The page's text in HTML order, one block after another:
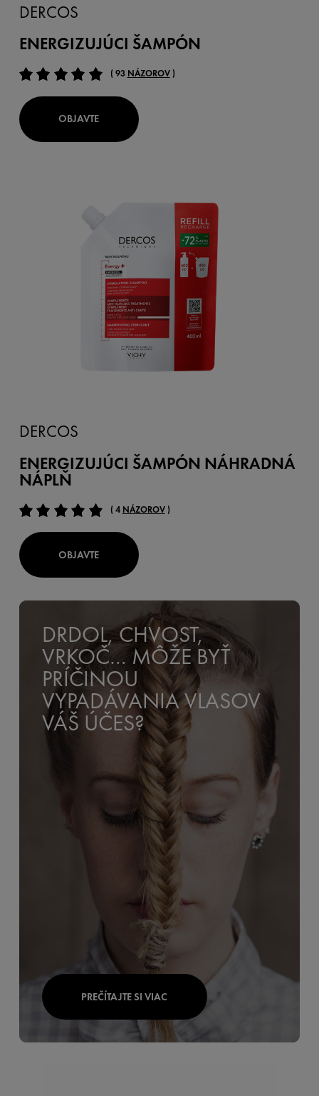
DERCOS
ENERGIZUJÚCI ŠAMPÓN
( 93 NÁZOROV)
OBJAVTE
DERCOS
ENERGIZUJÚCI ŠAMPÓN NÁHRADNÁ
NÁPLŇ
( 4 NÁZOROV)
OBJAVTE
DRDOL, CHVOST,
VRKOČ… MÔŽE BYŤ
PRÍČINOU
VYPADÁVANIA VLASOV
VÁŠ ÚČES?
PREČÍTAJTE SI VIAC